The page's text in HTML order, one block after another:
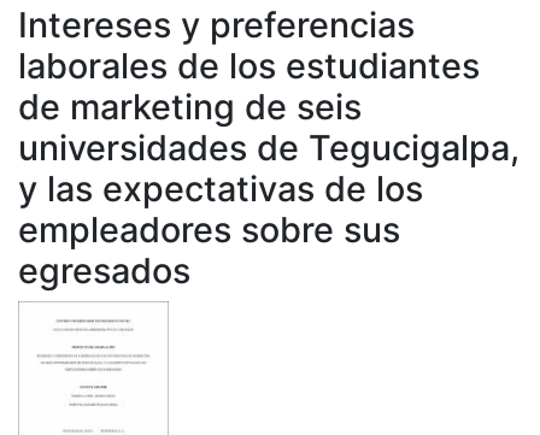
Statistics
Intereses y preferencias
laborales de los estudiantes
de marketing de seis
universidades de Tegucigalpa,
y las expectativas de los
empleadores sobre sus
egresados